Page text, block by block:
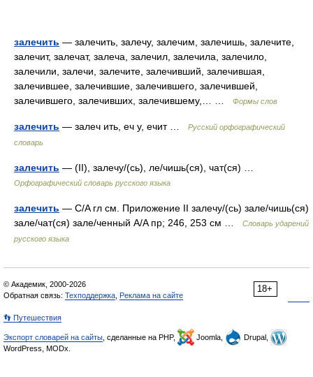
залечить — залечить, залечу, залечим, залечишь, залечите,
залечит, залечат, залеча, залечил, залечила, залечило,
залечили, залечи, залечите, залечивший, залечившая,
залечившее, залечившие, залечившего, залечившей,
залечившего, залечивших, залечившему,… …
Формы слов
залечить — залеч ить, еч у, ечит …
Русский орфографический
словарь
залечить — (II), залечу/(сь), ле/чишь(ся), чат(ся) …
Орфографический словарь русского языка
залечить — C/A гл см. Приложение II залечу/(сь) зале/чишь(ся)
зале/чат(ся) зале/ченный A/A пр; 246, 253 см …
Словарь ударений
русского языка
18+
© Академик, 2000-2026
Обратная связь: Техподдержка Реклама на сайте
👣 Путешествия
Экспорт словарей на сайты , сделанные на PHP, Joomla,
Drupal,
WordPress, MODx.